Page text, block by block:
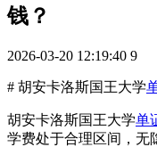
钱？
2026-03-20 12:19:40 9
# 胡安卡洛斯国王大学
胡安卡洛斯国王大学单
学费处于合理区间，无